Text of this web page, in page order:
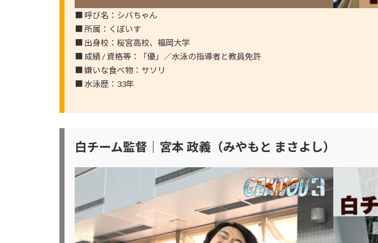
■ 呼び名：シバちゃん
■ 所属：くぼいす
■ 出身校：桜宮高校、福岡大学
■ 成績 / 資格等：「優」／水泳の指導者と教員免許
■ 嫌いな食べ物：サソリ
■ 水泳歴：33年
白チーム監督｜宮本 政義（みやもと まさよし）